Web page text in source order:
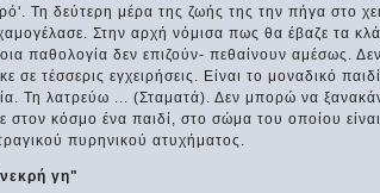
Τη δεύτερη μέρα της ζωής της την πήγα στο
Στην αρχή νόμισα πως θα έβαζε τα
παθολογία δεν επιζούν- πεθαίνουν αμέσως.
σε τέσσερις εγχειρήσεις. Είναι το μοναδικό
Τη λατρεύω ... (Σταματά). Δεν μπορώ να
στον κόσμο ένα παιδί, στο σώμα του οποίου
πυρηνικού ατυχήματος.
γη"